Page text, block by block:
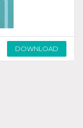
DOWNLOAD